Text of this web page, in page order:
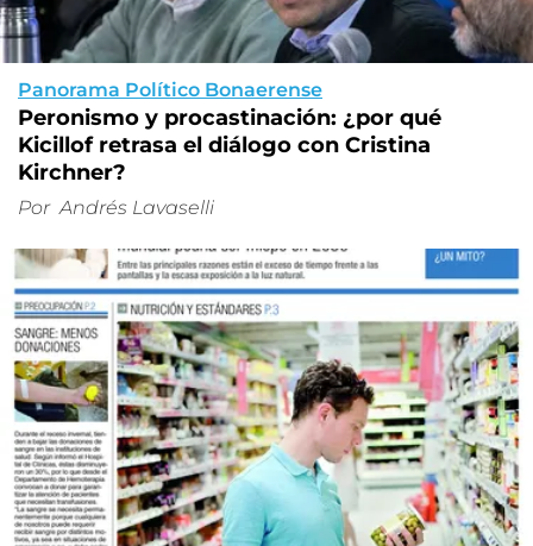
Panorama Político Bonaerense
Peronismo y procastinación: ¿por qué
Kicillof retrasa el diálogo con Cristina
Kirchner?
Por Andrés Lavaselli